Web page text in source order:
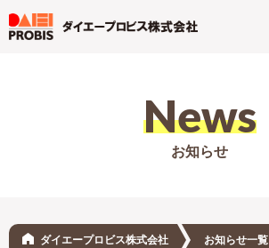
News
お知らせ
ダイエープロビス株式会社 お知らせ一覧